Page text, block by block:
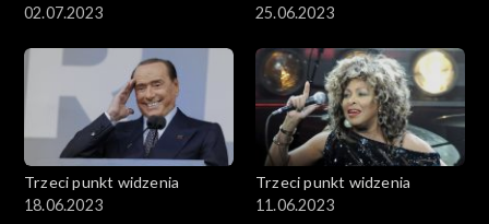
02.07.2023
25.06.2023
Trzeci punkt widzenia
18.06.2023
Trzeci punkt widzenia
11.06.2023